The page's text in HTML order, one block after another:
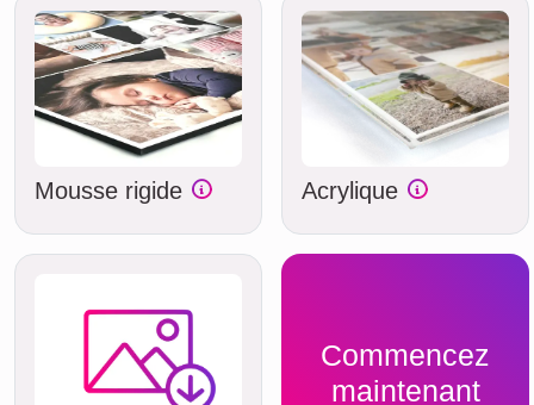
Mousse rigide Acrylique
Commencez
maintenant